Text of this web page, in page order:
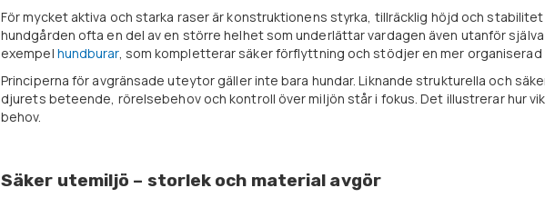
För mycket aktiva och starka raser är konstruktionens styrka, tillräcklig höjd och
hundgården ofta en del av en större helhet som underlättar vardagen även utanför
exempel hundburar, som kompletterar säker förflyttning och stödjer en mer organiserad
Principerna för avgränsade uteytor gäller inte bara hundar. Liknande strukturella och
djurets beteende, rörelsebehov och kontroll över miljön står i fokus. Det illustrerar hur
behov.
Säker utemiljö – storlek och material avgör